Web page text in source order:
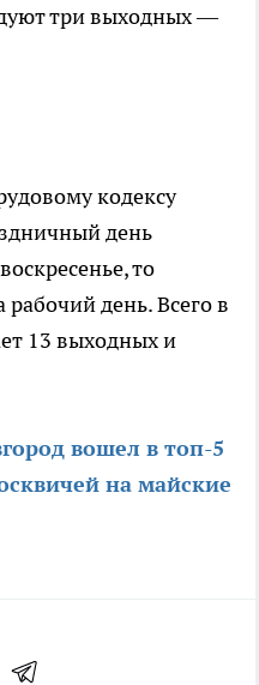
три выходных —
кодексу
день
то
день. Всего в
13 выходных и
вошел в топ-5
на майские